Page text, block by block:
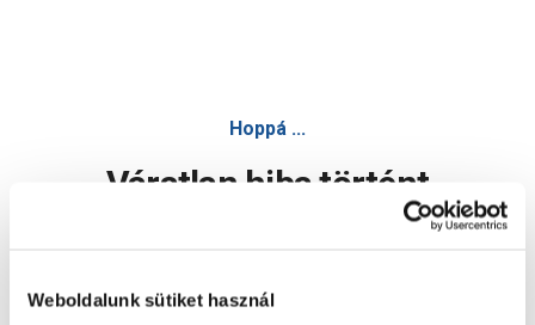
Weboldalunk sütiket használ
Hoppá ...
Váratlan hiba történt